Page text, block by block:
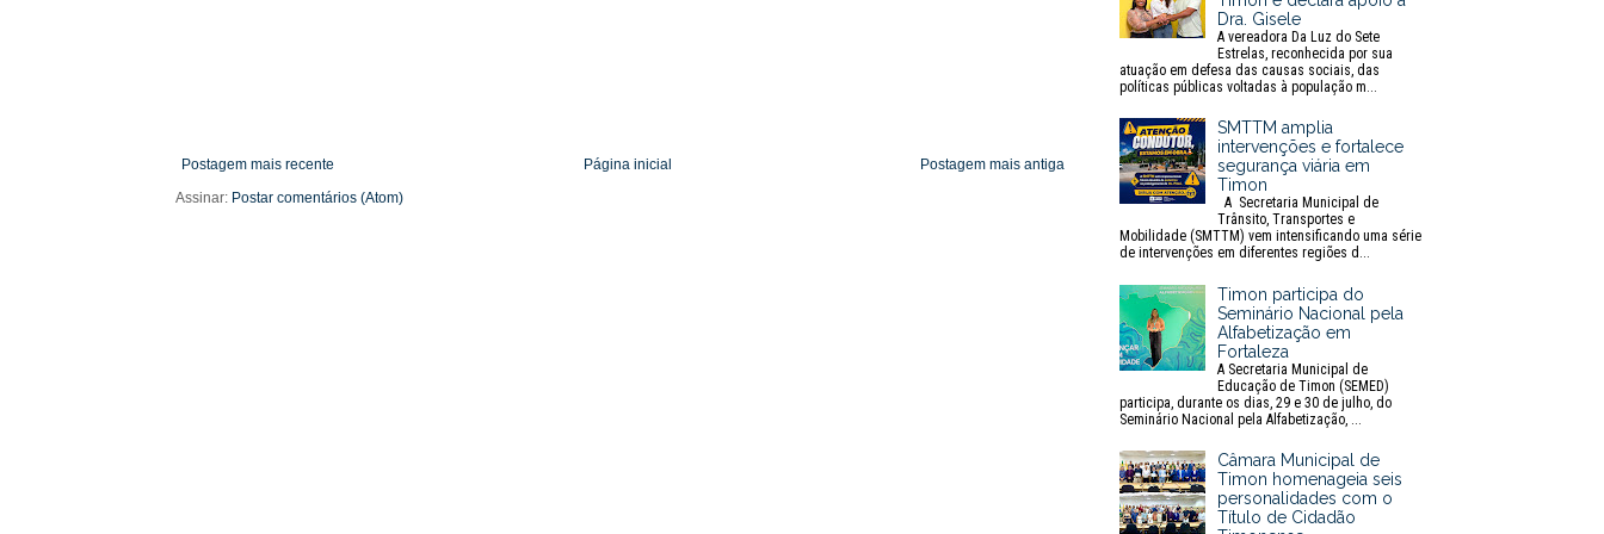
Postagem mais recente Postagem mais antiga
Página inicial
Assinar: Postar comentários (Atom)
Dra. Gisele
A vereadora Da Luz do Sete
Estrelas, reconhecida por sua
atuação em defesa das causas sociais, das
políticas públicas voltadas à população m...
SMTTM amplia
intervenções e fortalece
segurança viária em
Timon
A Secretaria Municipal de
Trânsito, Transportes e
Mobilidade (SMTTM) vem intensificando uma série
de intervenções em diferentes regiões d...
Timon participa do
Seminário Nacional pela
Alfabetização em
Fortaleza
A Secretaria Municipal de
Educação de Timon (SEMED)
participa, durante os dias, 29 e 30 de julho, do
Seminário Nacional pela Alfabetização, ...
Câmara Municipal de
Timon homenageia seis
personalidades com o
Título de Cidadão